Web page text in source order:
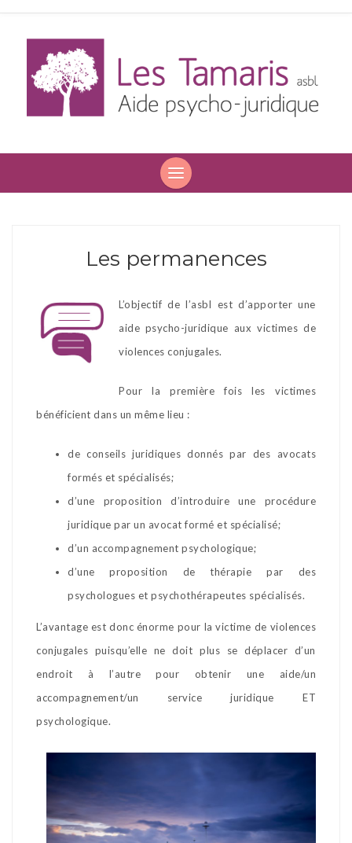
Les Tamaris ASBL
conjugales et intrafamiliales
Les permanences
L’objectif de l’asbl est d’apporter une
aide psycho-juridique aux victimes de
violences conjugales.
Pour la première fois les victimes
bénéficient dans un même lieu :
de conseils juridiques donnés par des avocats
formés et spécialisés;
d’une proposition d’introduire une procédure
juridique par un avocat formé et spécialisé;
d’un accompagnement psychologique;
d’une proposition de thérapie par des
psychologues et psychothérapeutes spécialisés.
L’avantage est donc énorme pour la victime de violences
conjugales puisqu’elle ne doit plus se déplacer d’un
endroit à l’autre pour obtenir une aide/un
accompagnement/un service juridique ET
psychologique.